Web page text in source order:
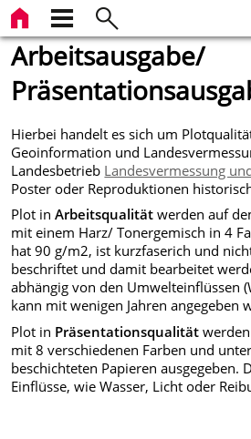
Arbeitsausgabe/
Hierbei handelt es sich um
Geoinformation und
Landesbetrieb Landesvermessung
Poster oder Reproduktionen
Plot inArbeitsqualität werden auf
mit einem Harz/ Tonergemisch in 4
hat 90 g/m2, ist kurzfaserich und
beschriftet und damit bearbeitet
abhängig von den Umwelteinflüssen
kann mit wenigen Jahren angegeben
Plot in Präsentationsqualität
mit 8 verschiedenen Farben und
beschichteten Papieren ausgegeben.
Einflüsse, wie Wasser, Licht oder